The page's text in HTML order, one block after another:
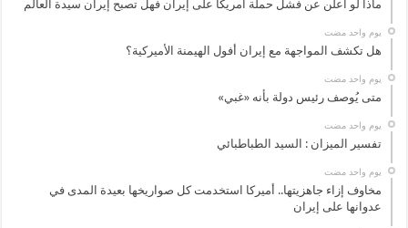
ماذا لو أعلن عن فشل حملة أمريكا على إيران فهل تصبح إيران سيدة العالم
‏يوم واحد مضت
هل تكشف المواجهة مع إيران أفول الهيمنة الأميركية؟
‏يوم واحد مضت
متى يُوصف رئيس دولة بأنه «غبي»
‏يوم واحد مضت
تفسير الميزان : السيد الطباطبائي
‏يوم واحد مضت
مخاوف إزاء جاهزيتها.. أميركا استخدمت كل صواريخها بعيدة المدى في
عدوانها على إيران